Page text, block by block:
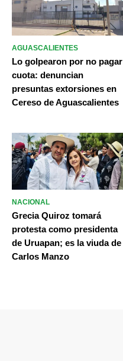
AGUASCALIENTES
Lo golpearon por no pagar
cuota: denuncian
presuntas extorsiones en
Cereso de Aguascalientes
NACIONAL
Grecia Quiroz tomará
protesta como presidenta
de Uruapan; es la viuda de
Carlos Manzo